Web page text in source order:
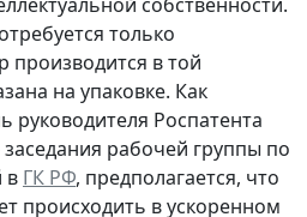
только
производится в той
на упаковке. Как
руководителя Роспатента
заседания рабочей группы по
в ГК РФ, предполагается, что
происходить в ускоренном